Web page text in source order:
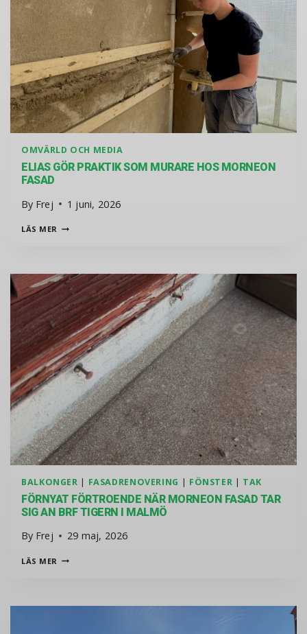
OMVÄRLD OCH MEDIA
ELIAS GÖR PRAKTIK SOM MURARE HOS MORNEON
FASAD
By Frej 1 juni, 2026
LÄS MER ELIAS GÖR PRAKTIK SOM MURARE HOS MORNEON FASAD
BALKONGER | FASADRENOVERING | FÖNSTER | TAK
FÖRNYAT FÖRTROENDE NÄR MORNEON FASAD TAR
SIG AN BRF TIGERN I MALMÖ
By Frej 29 maj, 2026
LÄS MER FÖRNYAT FÖRTROENDE NÄR MORNEON FASAD TAR SIG